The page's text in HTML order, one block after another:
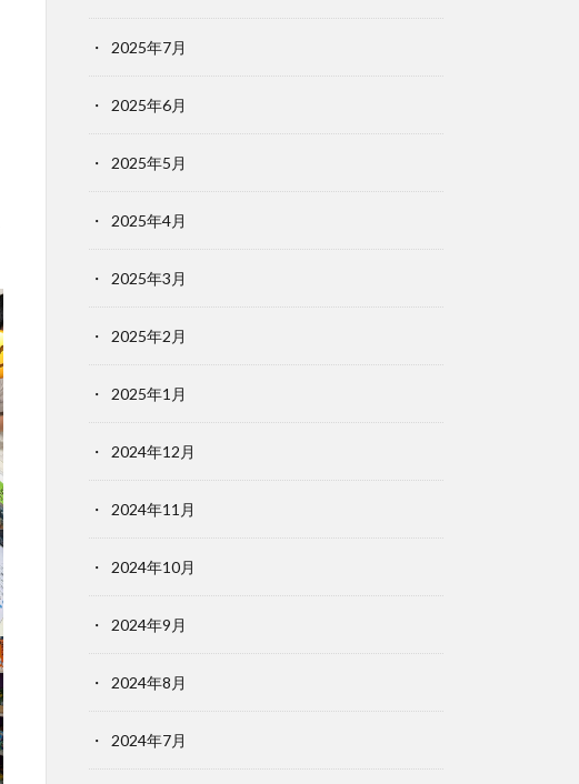
2025年7月
2025年6月
2025年5月
2025年4月
2025年3月
2025年2月
2025年1月
2024年12月
2024年11月
2024年10月
2024年9月
2024年8月
2024年7月